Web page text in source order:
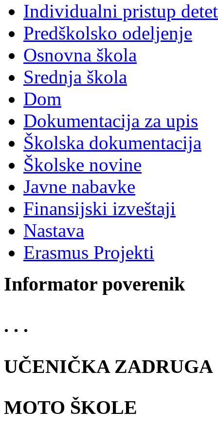
Individualni pristup
Predškolsko odeljenje
Osnovna škola
Srednja škola
Dom
Dokumentacija za upis
Školska dokumentacija
Školske novine
Javne nabavke
Finansijski izveštaji
Nastava
Erasmus Projekti
Informator poverenik
. . .
UČENIČKA ZADRUGA
MOTO ŠKOLE